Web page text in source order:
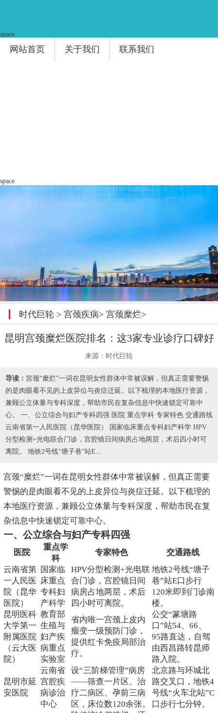
space
网站首页 关于我们 联系我们
space
时代巨轮 > 宫颈疾病> 宫颈糜烂>
昆明宫颈糜烂医院排名：这3家专业诊疗口碑好
来源：时代巨轮
导读： 宫颈“糜烂”一词在昆明女性群体中常被误解，但真正需要警惕
的是肉眼看不见的上皮异位与炎症迁延。以下梳理的本地医疗资源，
兼顾公立体量与专科深度，帮助市民在复杂信息中快速锁定可靠中
心。 一、公立综合与妇产专科四强 医院 重点学科 专家特色 交通路线
云南省第一人民医院（昆华医院） 国家临床重点专科妇产科学 HPV
分型检测+光电联合门诊，宫腔镜日间病房占地两层，术后四小时可
离院。 地铁2号线“塘子巷”站E...
宫颈“糜烂”一词在昆明女性群体中常被误解，但真正需要
警惕的是肉眼看不见的上皮异位与炎症迁延。以下梳理的
本地医疗资源，兼顾公立体量与专科深度，帮助市民在复
杂信息中快速锁定可靠中心。
一、公立综合与妇产专科四强
医院
重点学
科
专家特色
交通路线
云南省第
一人民医
院（昆华
医院）
国家临
床重点
专科妇
产科学
HPV分型检测+光电联
合门诊，宫腔镜日间
病房占地两层，术后
四小时可离院。
地铁2号线“塘子
巷”站E口步行
120米即到门诊南
楼。
昆明医科
大学第一
附属医院
（云大医
院）
教育部
生殖与
妇产疾
病重点
实验室
省内唯一宫颈上皮内
瘤变一级预防门诊，
提供红卡免疫局部治
疗。
公交“篆塘路
口”站54、66、
95路直达，自驾
由西昌路转昆师
路入院。
昆明市延
安医院
云南省
宫腔疾
病诊治
中心
设“三阶梯管理”病房
——筛查一片区、治
疗二病区、孕前三病
区，床位数120余张。
北京路与环城北
路交叉口，地铁4
号线“火车北站”C
口步行七分钟。